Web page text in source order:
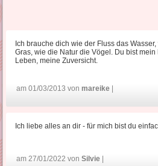
Ich brauche dich wie der Fluss das
Gras, wie die Natur die Vögel. Du bist mein
Leben, meine Zuversicht.
am 01/03/2013 vonmareike
Ich liebe alles an dir - für mich bist du
am 27/01/2022 vonSilvie